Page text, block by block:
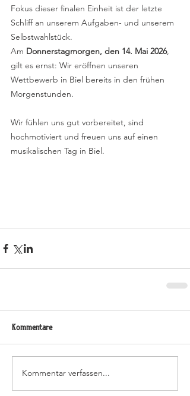
Fokus dieser finalen Einheit ist der letzte
Schliff an unserem Aufgaben- und unserem
Selbstwahlstück.
Am Donnerstagmorgen, den 14. Mai 2026,
gilt es ernst: Wir eröffnen unseren
Wettbewerb in Biel bereits in den frühen
Morgenstunden.
Wir fühlen uns gut vorbereitet, sind
hochmotiviert und freuen uns auf einen
musikalischen Tag in Biel.
Kommentare
Kommentar verfassen...